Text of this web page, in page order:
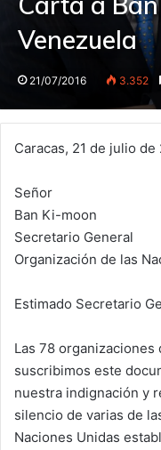
Venezuela
21/07/2016 3.352
Caracas, 21 de julio de
Señor
Ban Ki-moon
Secretario General
Organización de las
Estimado Secretario
Las 78
suscribimos este
nuestra indignación y
silencio de varias de
Naciones Unidas